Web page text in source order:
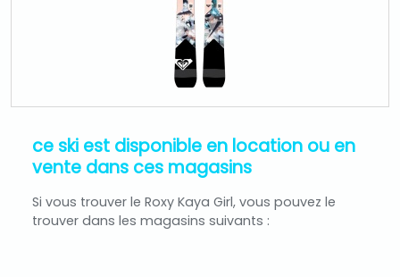
ce ski est disponible en location ou en
vente dans ces magasins
Si vous trouver le Roxy Kaya Girl, vous pouvez le
trouver dans les magasins suivants :